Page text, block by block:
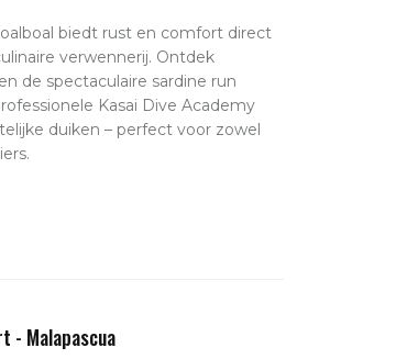
biedt rust en comfort direct
verwennerij. Ontdek
de spectaculaire sardine run
Kasai Dive Academy
duiken – perfect voor zowel
- Malapascua